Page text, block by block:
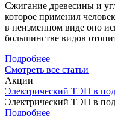
Сжигание древесины и
которое применил
в неизменном виде оно
большинстве видов
Подробнее
Смотреть все статьи
Акции
Электрический ТЭН в
Электрический ТЭН в
Подробнее